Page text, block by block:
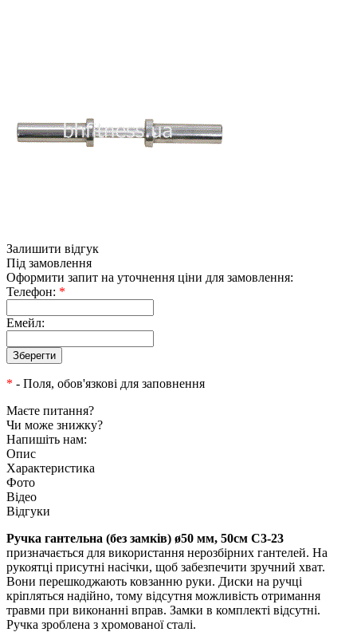
Залишити відгук
Під замовлення
Оформити запит на уточнення ціни для замовлення:
Телефон: *
Емейл:
* - Поля, обов'язкові для заповнення
Маєте питання?
Чи може знижку?
Напишіть нам:
Опис
Характеристика
Фото
Відео
Відгуки
Ручка гантельна (без замків) ø50 мм, 50см С3-23
призначається для використання нерозбірних гантелей. На
рукоятці присутні насічки, щоб забезпечити зручний хват.
Вони перешкоджають ковзанню руки. Диски на ручці
кріпляться надійно, тому відсутня можливість отримання
травми при виконанні вправ. Замки в комплекті відсутні.
Ручка зроблена з хромованої сталі.